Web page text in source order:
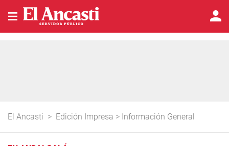
El Ancasti > Edición Impresa > Información General